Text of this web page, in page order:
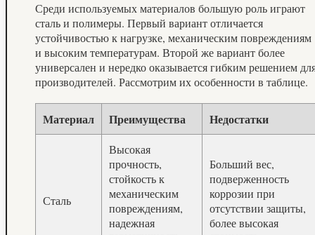
Среди используемых материалов большую роль играют
сталь и полимеры. Первый вариант отличается
устойчивостью к нагрузке, механическим повреждениям
и высоким температурам. Второй же вариант более
универсален и нередко оказывается гибким решением
производителей. Рассмотрим их особенности в таблице.
Материал Преимущества Недостатки
Сталь
Высокая
прочность,
стойкость к
механическим
повреждениям,
надежная
Больший вес,
подверженность
коррозии при
отсутствии защиты,
более высокая